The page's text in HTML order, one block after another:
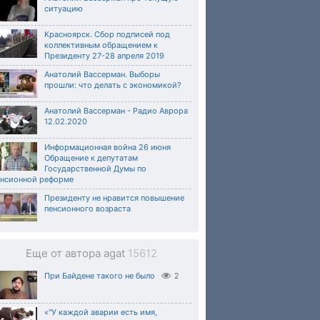
ситуацию
Красноярск. Сбор подписей под
коллективным обращением к
Президенту 27-28 апреля 2019
Анатолий Вассерман. Выборы
прошли: что делать с экономикой?
Анатолий Вассерман - Радио Аврора
12.02.2020
Информационная война 26 июня
Обращение к депутатам
Государственной Думы по
реформе
Президенту не нравится повышение
пенсионного возраста
Еще от автора agat 15612
При Байдене такого не было 2
«"У каждой аварии есть имя,